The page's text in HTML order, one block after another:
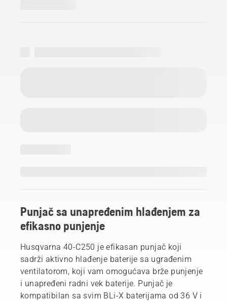
Punjač sa unapređenim hlađenjem za
efikasno punjenje
Husqvarna 40-C250 je efikasan punjač koji
sadrži aktivno hlađenje baterije sa ugrađenim
ventilatorom, koji vam omogućava brže punjenje
i unapređeni radni vek baterije. Punjač je
kompatibilan sa svim BLi-X baterijama od 36 V i